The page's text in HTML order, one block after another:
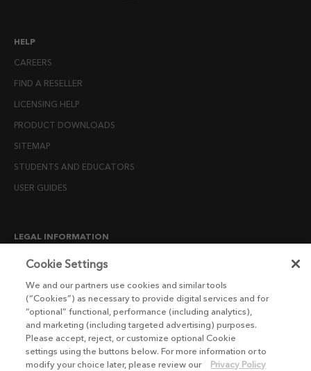
HELP
CAREERS
FIND A RESELLER
LICENSING HELP
PRODUCT DOWNLOADS
SITEMAP
STUDENTS AND EDUCATORS
USER GUIDES
LEGAL INFORMATION
CANDIDATE PRIVACY NOTICE
END USER LICENSE AGREEMENTS
ENVIRONMENT POLICY
ESG MISSION STATEMENT
LICENSE COMPLIANCE
Cookie Settings
We and our partners use cookies and similar tools
(“Cookies”) as necessary to provide digital services and for
“optional” functional, performance (including analytics),
and marketing (including targeted advertising) purposes.
Please accept, reject, or customize optional Cookie
settings using the buttons below. For more information or to
modify your choice later, please review our
Privacy Policy